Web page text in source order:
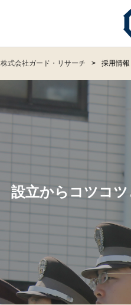
株式会社ガード・リサーチ 採用情報
設立からコツコ